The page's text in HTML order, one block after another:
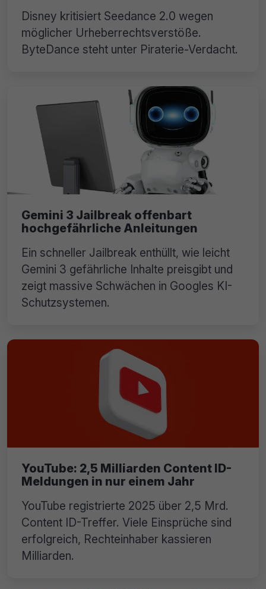
Disney kritisiert Seedance 2.0 wegen
möglicher Urheberrechtsverstöße.
ByteDance steht unter Piraterie-Verdacht.
Gemini 3 Jailbreak offenbart
hochgefährliche Anleitungen
Ein schneller Jailbreak enthüllt, wie leicht
Gemini 3 gefährliche Inhalte preisgibt und
zeigt massive Schwächen in Googles KI-
Schutzsystemen.
YouTube: 2,5 Milliarden Content ID-
Meldungen in nur einem Jahr
YouTube registrierte 2025 über 2,5 Mrd.
Content ID-Treffer. Viele Einsprüche sind
erfolgreich, Rechteinhaber kassieren
Milliarden.